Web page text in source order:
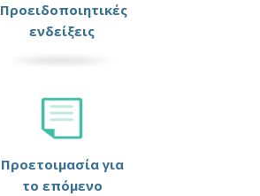
Προειδοποιητικές
ενδείξεις
Προετοιμασία για
το επόμενο